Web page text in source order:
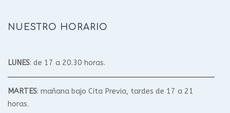
NUESTRO HORARIO
LUNES: de 17 a 20.30 horas.
MARTES: mañana bajo Cita Previa, tardes de 17 a 21
horas.